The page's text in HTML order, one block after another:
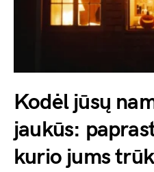
Kodėl jūsų
jaukūs:
kurio jums